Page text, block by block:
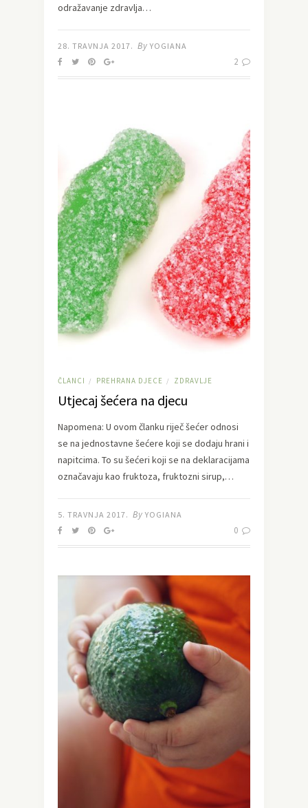
odražavanje zdravlja…
28. TRAVNJA 2017. By YOGIANA
2
ČLANCI / PREHRANA DJECE / ZDRAVLJE
Utjecaj šećera na djecu
Napomena: U ovom članku riječ šećer odnosi
se na jednostavne šećere koji se dodaju hrani i
napitcima. To su šećeri koji se na deklaracijama
označavaju kao fruktoza, fruktozni sirup,…
5. TRAVNJA 2017. By YOGIANA
0